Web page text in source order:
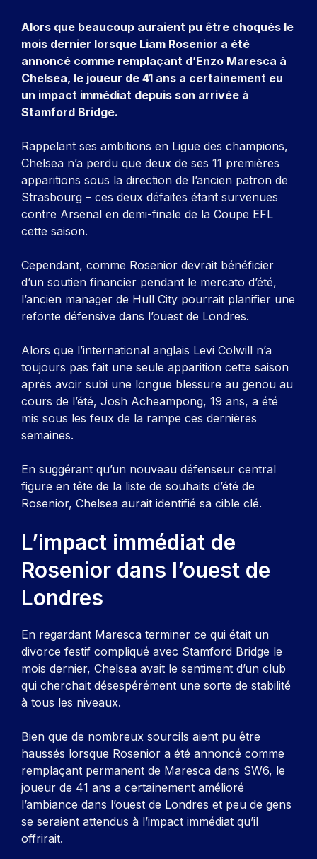
Alors que beaucoup auraient pu être choqués le
mois dernier lorsque Liam Rosenior a été
annoncé comme remplaçant d’Enzo Maresca à
Chelsea, le joueur de 41 ans a certainement eu
un impact immédiat depuis son arrivée à
Stamford Bridge.
Rappelant ses ambitions en Ligue des champions,
Chelsea n’a perdu que deux de ses 11 premières
apparitions sous la direction de l’ancien patron de
Strasbourg – ces deux défaites étant survenues
contre Arsenal en demi-finale de la Coupe EFL
cette saison.
Cependant, comme Rosenior devrait bénéficier
d’un soutien financier pendant le mercato d’été,
l’ancien manager de Hull City pourrait planifier une
refonte défensive dans l’ouest de Londres.
Alors que l’international anglais Levi Colwill n’a
toujours pas fait une seule apparition cette saison
après avoir subi une longue blessure au genou au
cours de l’été, Josh Acheampong, 19 ans, a été
mis sous les feux de la rampe ces dernières
semaines.
En suggérant qu’un nouveau défenseur central
figure en tête de la liste de souhaits d’été de
Rosenior, Chelsea aurait identifié sa cible clé.
L’impact immédiat de
Rosenior dans l’ouest de
Londres
En regardant Maresca terminer ce qui était un
divorce festif compliqué avec Stamford Bridge le
mois dernier, Chelsea avait le sentiment d’un club
qui cherchait désespérément une sorte de stabilité
à tous les niveaux.
Bien que de nombreux sourcils aient pu être
haussés lorsque Rosenior a été annoncé comme
remplaçant permanent de Maresca dans SW6, le
joueur de 41 ans a certainement amélioré
l’ambiance dans l’ouest de Londres et peu de gens
se seraient attendus à l’impact immédiat qu’il
offrirait.